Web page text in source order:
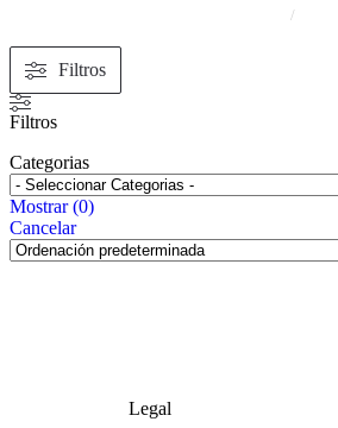
/
Filtros
Filtros
Categorias
Mostrar(0)
Cancelar
Legal